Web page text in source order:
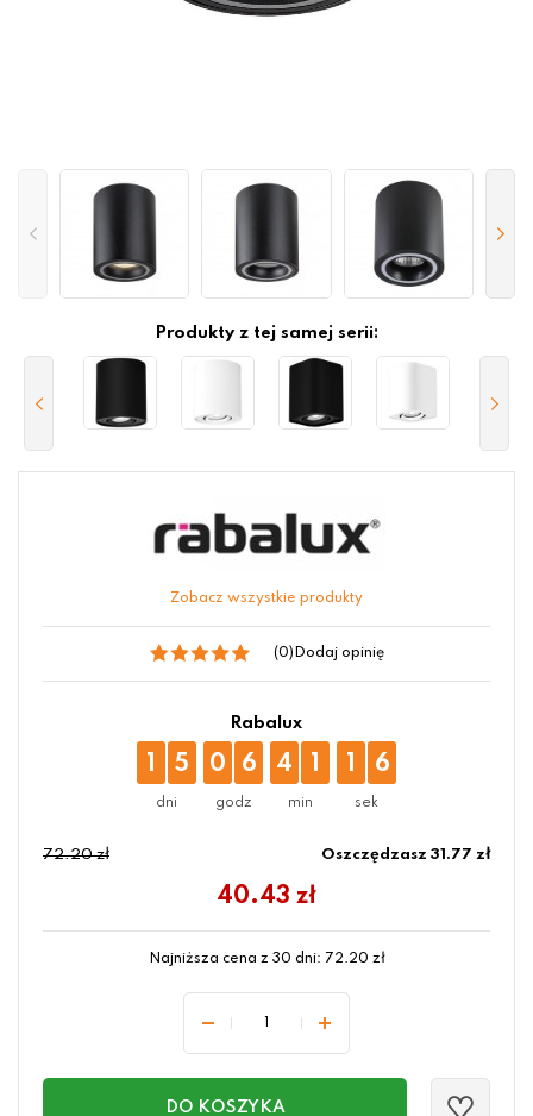
Produkty z tej samej serii:
Zobacz wszystkie produkty
(0) Dodaj opinię
Rabalux
1 5 0 6 4 1 1 6
72.20 zł Oszczędzasz 31.77 zł
40.43 zł
Najniższa cena z 30 dni: 72.20 zł
DO KOSZYKA